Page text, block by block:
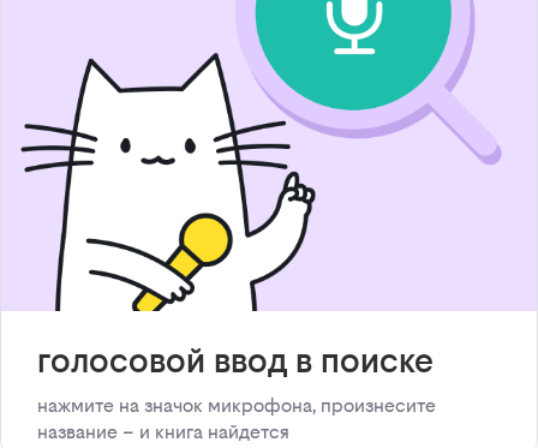
голосовой ввод в поиске
нажмите на значок микрофона, произнесите
название – и книга найдется